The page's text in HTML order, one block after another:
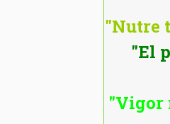
"Nutre
"El
"Vigor